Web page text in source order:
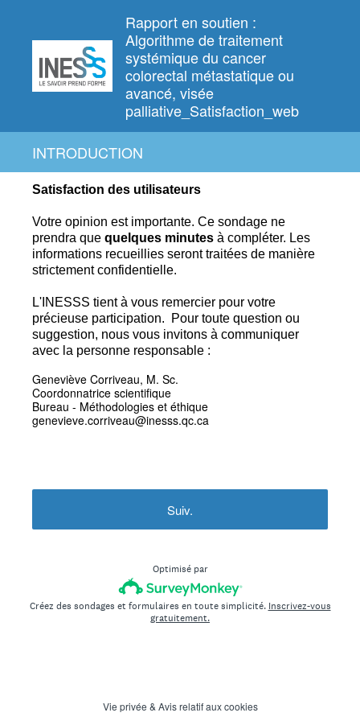
Rapport en soutien :
Algorithme de traitement
systémique du cancer
colorectal métastatique ou
avancé, visée
palliative_Satisfaction_web
INTRODUCTION
Satisfaction des utilisateurs
Votre opinion est importante. Ce sondage ne
prendra que quelques minutes à compléter. Les
informations recueillies seront traitées de manière
strictement confidentielle.
L'INESSS tient à vous remercier pour votre
précieuse participation.
Pour toute question ou
suggestion, nous vous invitons à communiquer
avec la personne responsable :
Geneviève Corriveau, M. Sc.
Coordonnatrice scientifique
Bureau - Méthodologies et éthique
genevieve.corriveau@inesss.qc.ca
Suiv.
Optimisé par
Créez des sondages et formulaires en toute simplicité. Inscrivez-vous
gratuitement.
Vie privée & Avis relatif aux cookies